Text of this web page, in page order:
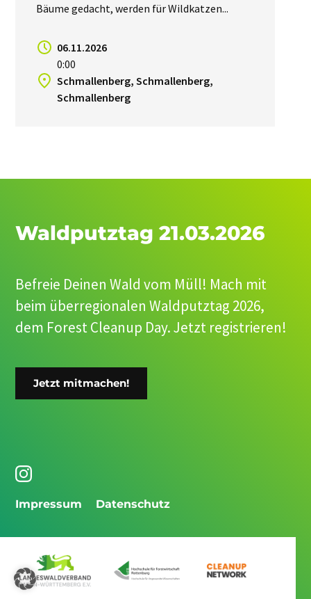
Bäume gedacht, werden für Wildkatzen...
06.11.2026
0:00
Schmallenberg, Schmallenberg,
Schmallenberg
Waldputztag 21.03.2026
Befreie Deinen Wald vom Müll! Mach mit
beim überregionalen Waldputztag 2026,
dem Forest Cleanup Day. Jetzt registrieren!
Jetzt mitmachen!
Impressum Datenschutz